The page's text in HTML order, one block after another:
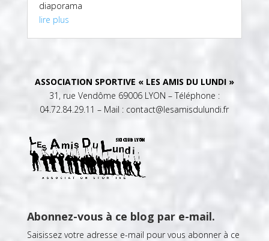
diaporama
lire plus
ASSOCIATION SPORTIVE « LES AMIS DU LUNDI »
31, rue Vendôme 69006 LYON – Téléphone :
04.72.84.29.11 – Mail : contact@lesamisdulundi.fr
Abonnez-vous à ce blog par e-mail.
Saisissez votre adresse e-mail pour vous abonner à ce